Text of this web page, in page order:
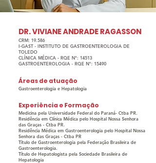
DR. VIVIANE ANDRADE RAGASSON
CRM: 19.586
I-GAST - INSTITUTO DE GASTROENTEROLOGIA DE
TOLEDO
CLÍNICA MÉDICA - RQE N°: 14513
GASTROENTEROLOGIA - RQE N°: 15490
Áreas de atuação
Gastroenterologia e Hepatologia
Experiência e Formação
Medicina pela Universidade Federal do Paraná- Ctba PR.
Residência em Clínica Médica pelo Hospital Nossa Senhora
das Graças - Ctba PR.
Residência Médica em Gastroenterologia pelo Hospital Nossa
Senhora das Graças - Ctba PR
Título de Gastroenterologia pela Federação Brasileira de
Gastroenterologia.
Título de Hepatologista pela Sociedade Brasileira de
Hepatologia